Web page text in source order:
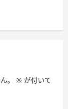
。 ※ が付いて